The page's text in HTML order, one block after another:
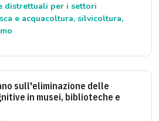
distrettuali per i settori
e acquacoltura, silvicoltura,
sull'eliminazione delle
in musei, biblioteche e